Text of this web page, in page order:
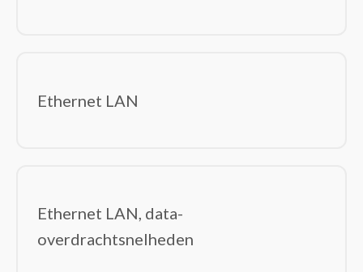
Ethernet LAN
Ethernet LAN, data-
overdrachtsnelheden